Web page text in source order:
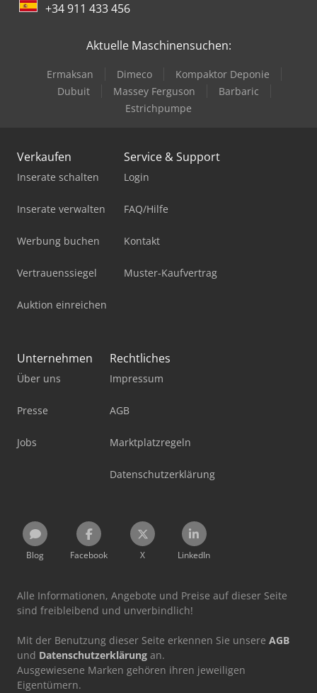
+34 911 433 456
Aktuelle Maschinensuchen:
Ermaksan Dimeco
Kompaktor Deponie
Dubuit
Massey Ferguson
Barbaric
Estrichpumpe
Verkaufen
Inserate schalten
Inserate verwalten
Werbung buchen
Vertrauenssiegel
Auktion einreichen
Service & Support
Login
FAQ/Hilfe
Kontakt
Muster-Kaufvertrag
Unternehmen
Über uns
Presse
Jobs
Rechtliches
Impressum
AGB
Marktplatzregeln
Datenschutzerklärung
Blog Facebook X LinkedIn
Alle Informationen, Angebote und Preise auf dieser Seite
sind freibleibend und unverbindlich!
Mit der Benutzung dieser Seite erkennen Sie unsere AGB
und Datenschutzerklärung an.
Ausgewiesene Marken gehören ihren jeweiligen
Eigentümern.